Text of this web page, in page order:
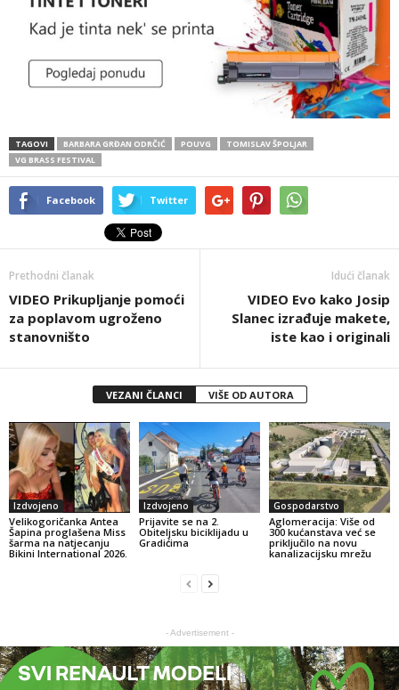
TAGOVI BARBARA GRĐAN ODRČIĆ POUVG
TOMISLAV ŠPOLJAR
VG BRASS FESTIVAL
Facebook Twitter
Prethodni članak
VIDEO Prikupljanje pomoći
za poplavom ugroženo
stanovništo
Idući članak
VIDEO Evo kako Josip
Slanec izrađuje makete,
iste kao i originali
VEZANI ČLANCI VIŠE OD AUTORA
Izdvojeno
Velikogoričanka Antea
Šapina proglašena Miss
šarma na natjecanju
Bikini International 2026.
Izdvojeno
Prijavite se na 2.
Obiteljsku biciklijadu u
Gradićima
Gospodarstvo
Aglomeracija: Više od
300 kućanstava već se
priključilo na novu
kanalizacijsku mrežu
- Advertisement -